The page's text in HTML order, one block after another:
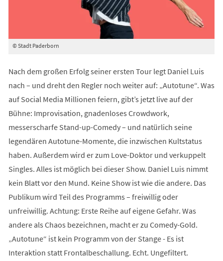
© Stadt Paderborn
Nach dem großen Erfolg seiner ersten Tour legt Daniel Luis
nach – und dreht den Regler noch weiter auf: „Autotune“. Was
auf Social Media Millionen feiern, gibt’s jetzt live auf der
Bühne: Improvisation, gnadenloses Crowdwork,
messerscharfe Stand-up-Comedy – und natürlich seine
legendären Autotune-Momente, die inzwischen Kultstatus
haben. Außerdem wird er zum Love-Doktor und verkuppelt
Singles. Alles ist möglich bei dieser Show. Daniel Luis nimmt
kein Blatt vor den Mund. Keine Show ist wie die andere. Das
Publikum wird Teil des Programms – freiwillig oder
unfreiwillig. Achtung: Erste Reihe auf eigene Gefahr. Was
andere als Chaos bezeichnen, macht er zu Comedy-Gold.
„Autotune“ ist kein Programm von der Stange - Es ist
Interaktion statt Frontalbeschallung. Echt. Ungefiltert.